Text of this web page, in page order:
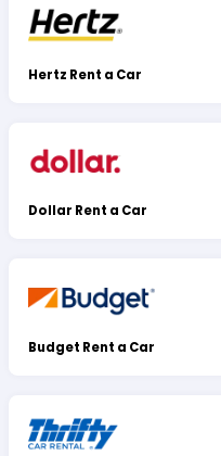
Hertz Rent a Car
Dollar Rent a Car
Budget Rent a Car